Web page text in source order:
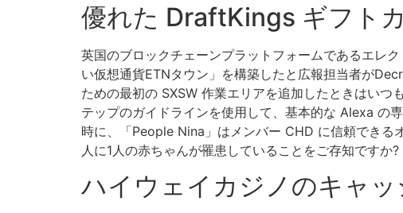
優れた DraftKings ギフト
英国のブロックチェーンプラットフォームであるエレ
い仮想通貨ETNタウン」を構築したと広報担当者が
ための最初の SXSW 作業エリアを追加したときはい
テップのガイドラインを使用して、基本的な Alexa の
時に、「People Nina」はメンバー CHD に信頼できる
人に1人の赤ちゃんが罹患していることをご存知ですか?
ハイウェイカジノのキャ